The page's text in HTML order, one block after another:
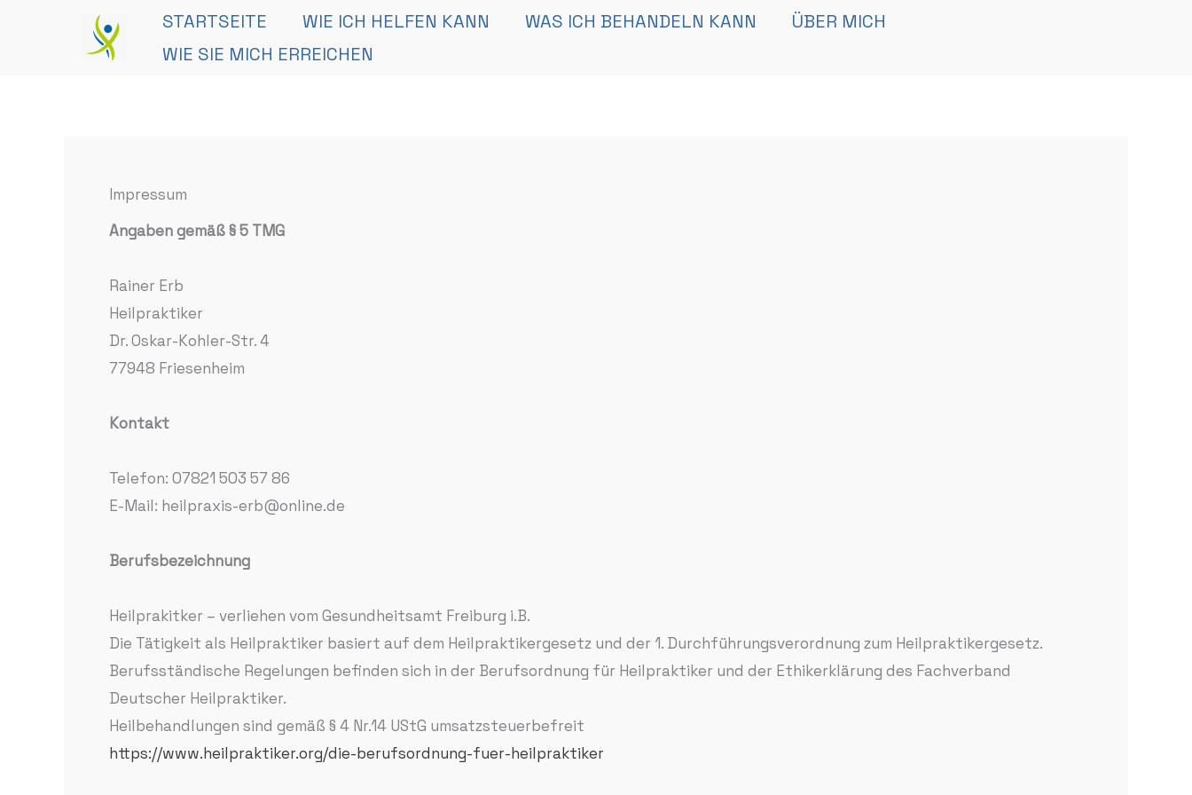
STARTSEITE WIE ICH HELFEN KANN WAS ICH BEHANDELN KANN
ÜBER MICH
WIE SIE MICH ERREICHEN
Impressum
Angaben gemäß § 5 TMG
Rainer Erb
Heilpraktiker
Dr. Oskar-Kohler-Str. 4
77948 Friesenheim
Kontakt
Telefon: 07821 503 57 86
E-Mail: heilpraxis-erb@online.de
Berufsbezeichnung
Heilprakitker – verliehen vom Gesundheitsamt Freiburg i.B.
Die Tätigkeit als Heilpraktiker basiert auf dem Heilpraktikergesetz und der 1. Durchführungsverordnung zum Heilpraktikergesetz.
Berufsständische Regelungen befinden sich in der Berufsordnung für Heilpraktiker und der Ethikerklärung des Fachverband
Deutscher Heilpraktiker.
Heilbehandlungen sind gemäß § 4 Nr.14 UStG umsatzsteuerbefreit
https://www.heilpraktiker.org/die-berufsordnung-fuer-heilpraktiker